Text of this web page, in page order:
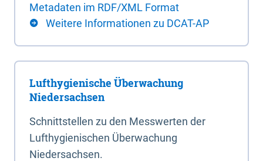
Metadaten im RDF/XML Format
Weitere Informationen zu DCAT-AP
Lufthygienische Überwachung
Niedersachsen
Schnittstellen zu den Messwerten der
Lufthygienischen Überwachung
Niedersachsen.